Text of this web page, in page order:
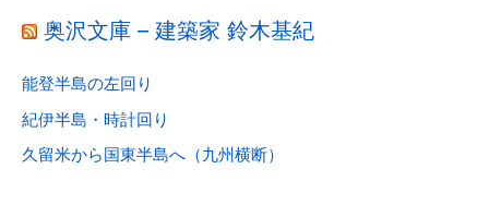
奥沢文庫 – 建築家 鈴木基紀
能登半島の左回り
紀伊半島・時計回り
久留米から国東半島へ（九州横断）